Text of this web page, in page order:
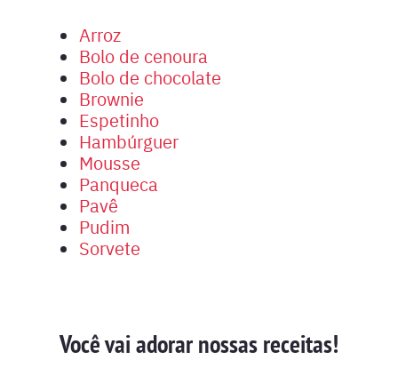
Arroz
Bolo de cenoura
Bolo de chocolate
Brownie
Espetinho
Hambúrguer
Mousse
Panqueca
Pavê
Pudim
Sorvete
Você vai adorar nossas receitas!